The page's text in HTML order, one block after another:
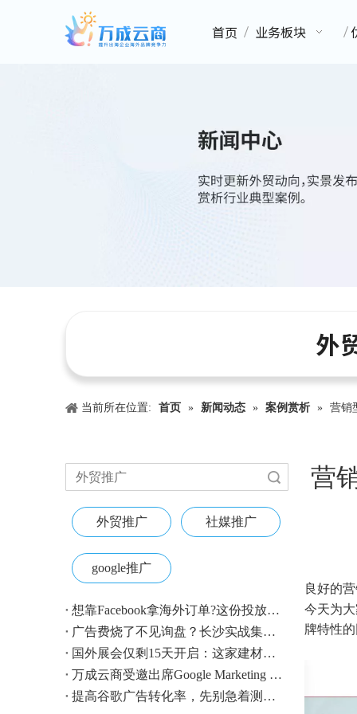
首页 业务板块
外
当前所在位置: 首页 » 新闻动态 » 案例赏析 » 营销
外贸推广 社媒推广
google推广
想靠Facebook拿海外订单?这份投放指南收好
广告费烧了不见询盘？长沙实战集训即将开营，教您SEM投放+GEO流量收割，把预算变成真订单
国外展会仅剩15天开启：这家建材B2B企业如何用$4.1撬动近500条本地经销商线索？
万成云商受邀出席Google Marketing Live 2026，以AI之力领航出海增长新浪潮
提高谷歌广告转化率，先别急着测CTA——把这4个基础动作做对，比什么都管用
营
良好的
今天为
牌特性